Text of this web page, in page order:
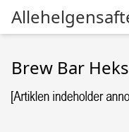
Brew Bar